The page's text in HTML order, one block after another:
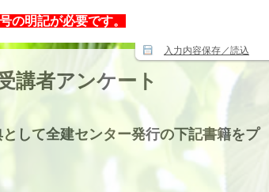
の明記が必要です。